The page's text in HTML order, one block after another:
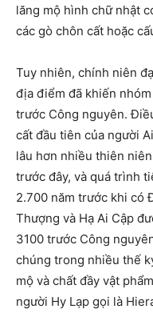
lăng mộ hình chữ nhật
các gò chôn cất hoặc
Tuy nhiên, chính niên
địa điểm đã khiến
trước Công nguyên.
cất đầu tiên của người
lâu hơn nhiều thiên
trước đây, và quá trình
2.700 năm trước khi có
Thượng và Hạ Ai Cập
3100 trước Công
chúng trong nhiều thế
mộ và chất đầy vật
người Hy Lạp gọi là